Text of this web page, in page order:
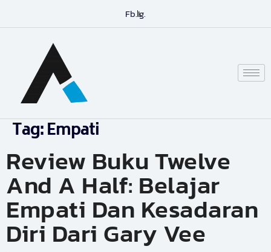
Fb.Ig.
Tag:Empati
Review Buku Twelve
And A Half: Belajar
Empati Dan Kesadaran
Diri Dari Gary Vee